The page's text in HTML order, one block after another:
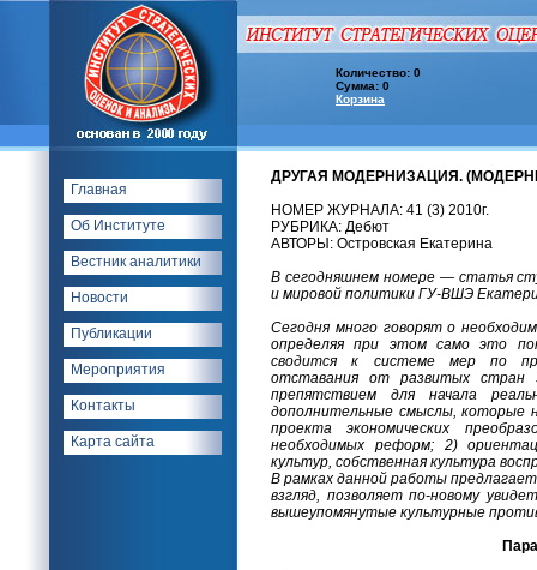
Количество: 0
Сумма: 0
Корзина
Главная
Об Институте
Вестник аналитики
Новости
Публикации
Мероприятия
Контакты
Карта сайта
ДРУГАЯ МОДЕРНИЗАЦИЯ.
НОМЕР ЖУРНАЛА: 41 (3) 2010г.
РУБРИКА: Дебют
АВТОРЫ: Островская Екатерина
В сегодняшнем номере — статья
и мировой политики ГУ-ВШЭ
Сегодня много говорят о
определяя при этом само это
сводится к системе мер по
отставания от развитых стран
препятствием для начала
дополнительные смыслы, которые
проекта экономических
необходимых реформ; 2)
культур, собственная культура
В рамках данной работы
взгляд, позволяет по-новому
вышеупомянутые культурные